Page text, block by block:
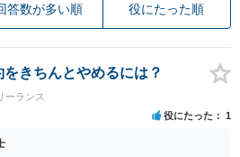
答数が多い順 役にたった順
きちんとやめるには？
ーランス
役にたった 1